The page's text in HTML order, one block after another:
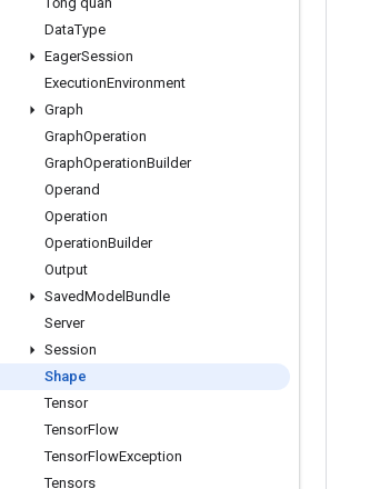
DataType
EagerSession
ExecutionEnvironment
Graph
GraphOperation
GraphOperationBuilder
Operand
Operation
OperationBuilder
Output
SavedModel Bundle
Server
Session
Shape
Tensor
TensorFlow
TensorFlowException
Tensors